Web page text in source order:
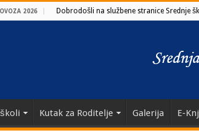
2026 Dobrodošli na službene stranice Srednje
Kutak za Roditelje Galerija E-